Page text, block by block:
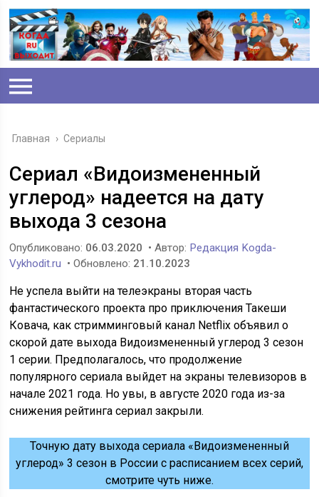
Главная › Сериалы
Сериал «Видоизмененный
углерод» надеется на дату
выхода 3 сезона
Опубликовано: 06.03.2020 • Автор: Редакция Kogda-
Vykhodit.ru • Обновлено: 21.10.2023
Не успела выйти на телеэкраны вторая часть
фантастического проекта про приключения Такеши
Ковача, как стримминговый канал Netflix объявил о
скорой дате выхода Видоизмененный углерод 3 сезон
1 серии. Предполагалось, что продолжение
популярного сериала выйдет на экраны телевизоров в
начале 2021 года. Но увы, в августе 2020 года из-за
снижения рейтинга сериал закрыли.
Точную дату выхода сериала «Видоизмененный
углерод» 3 сезон в России с расписанием всех серий,
смотрите чуть ниже.